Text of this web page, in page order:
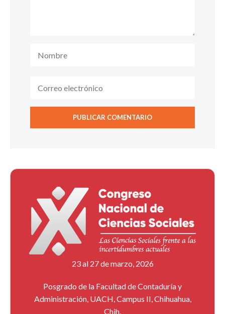
23 al 27 de marzo, 2026
Posgrado de la Facultad de Contaduría y
Administración, UACH, Campus II, Chihuahua,
Chih.